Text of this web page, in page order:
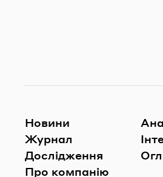
Новини
Журнал
Дослідження
Про компанію